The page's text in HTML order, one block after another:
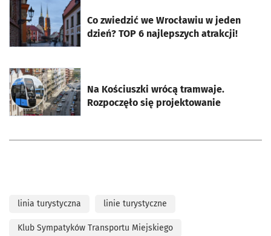
Co zwiedzić we Wrocławiu w jeden
dzień? TOP 6 najlepszych atrakcji!
otworzy się w nowej karcie
Na Kościuszki wrócą tramwaje.
Rozpoczęło się projektowanie
otworzy się w nowej karcie
linia turystyczna linie turystyczne
Klub Sympatyków Transportu Miejskiego